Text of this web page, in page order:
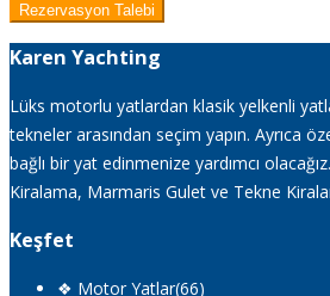
Rezervasyon Talebi
Karen Yachting
Lüks motorlu yatlardan klasik yelkenli
tekneler arasından seçim yapın. Ayrıca
bağlı bir yat edinmenize yardımcı
Kiralama, Marmaris Gulet ve Tekne
Keşfet
❖ Motor Yatlar(66)